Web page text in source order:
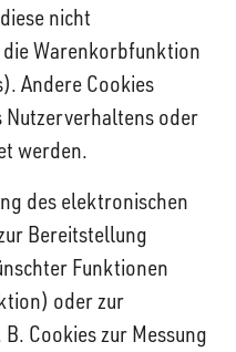
nicht
Warenkorbfunktion
Andere Cookies
Nutzerverhaltens oder
werden.
des elektronischen
Bereitstellung
Funktionen
oder zur
Cookies zur Messung